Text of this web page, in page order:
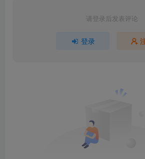
请登录后发表评论
登录